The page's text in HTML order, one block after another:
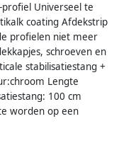
Universeel te
coating Afdekstrip
profielen niet meer
schroeven en
stabilisatiestang +
Lengte
100 cm
worden op een